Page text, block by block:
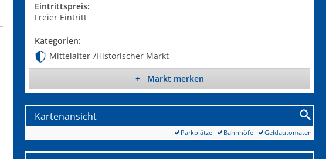
Eintrittspreis:
Freier Eintritt
Kategorien:
Mittelalter-/Historischer Markt
+ Markt merken
Kartenansicht
Geldautomaten
Bahnhöfe
Parkplätze